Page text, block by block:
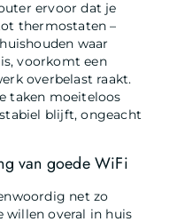
ervoor dat je
thermostaten –
waar
voorkomt een
overbelast raakt.
taken moeiteloos
blijft, ongeacht
van goede WiFi
net zo
willen overal in huis